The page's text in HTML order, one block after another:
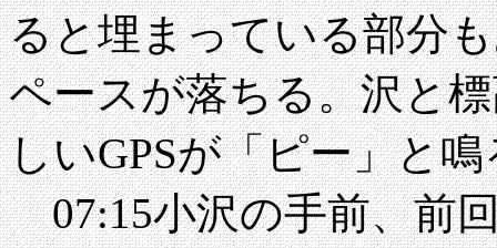
ると埋まっている部分
ペースが落ちる。沢と
しいGPSが「ピー」と
07:15小沢の手前、前